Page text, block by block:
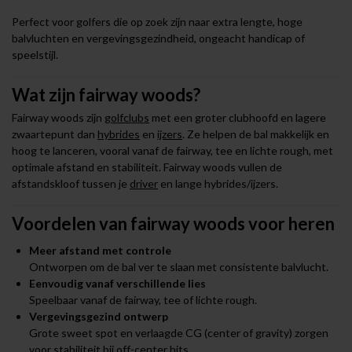
Perfect voor golfers die op zoek zijn naar extra lengte, hoge
balvluchten en vergevingsgezindheid, ongeacht handicap of
speelstijl.
Wat zijn fairway woods?
Fairway woods zijn golfclubs met een groter clubhoofd en lagere
zwaartepunt dan hybrides en ijzers. Ze helpen de bal makkelijk en
hoog te lanceren, vooral vanaf de fairway, tee en lichte rough, met
optimale afstand en stabiliteit. Fairway woods vullen de
afstandskloof tussen je driver en lange hybrides/ijzers.
Voordelen van fairway woods voor heren
Meer afstand met controle
Ontworpen om de bal ver te slaan met consistente balvlucht.
Eenvoudig vanaf verschillende lies
Speelbaar vanaf de fairway, tee of lichte rough.
Vergevingsgezind ontwerp
Grote sweet spot en verlaagde CG (center of gravity) zorgen
voor stabiliteit bij off-center hits.